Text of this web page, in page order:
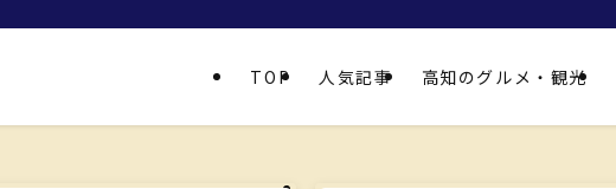
TOP 人気記事 高知のグルメ・観光